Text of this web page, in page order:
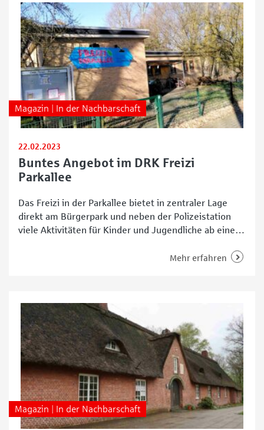
Magazin | In der Nachbarschaft
22.02.2023
Buntes Angebot im DRK Freizi
Parkallee
Das Freizi in der Parkallee bietet in zentraler Lage
direkt am Bürgerpark und neben der Polizeistation
viele Aktivitäten für Kinder und Jugendliche ab einem
Dienstag bis Freitag ab 14 Uhr ganz unverbindlich
Mehr erfahren
Magazin | In der Nachbarschaft